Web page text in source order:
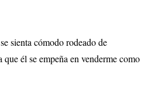
sienta cómodo rodeado de
él se empeña en venderme como